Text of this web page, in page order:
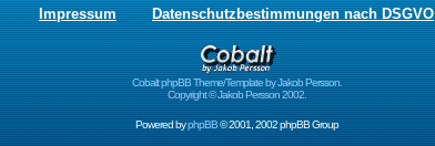
Impressum Datenschutzbestimmungen nach DSGVO
Cobalt phpBB Theme/Template by Jakob Persson.
Copyright © Jakob Persson 2002.
Powered byphpBB© 2001, 2002 phpBB Group